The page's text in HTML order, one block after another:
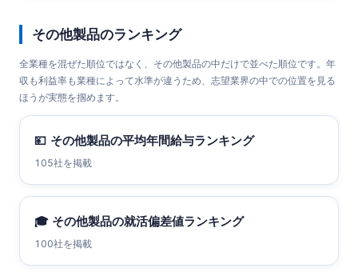
その他製品のランキング
全業種を混ぜた順位ではなく、その他製品の中だけで並べた順位です。年
収も利益率も業種によって水準が違うため、志望業界の中での位置を見る
ほうが実態を掴めます。
💴 その他製品の平均年間給与ランキング
105社を掲載
🎓 その他製品の就活偏差値ランキング
100社を掲載